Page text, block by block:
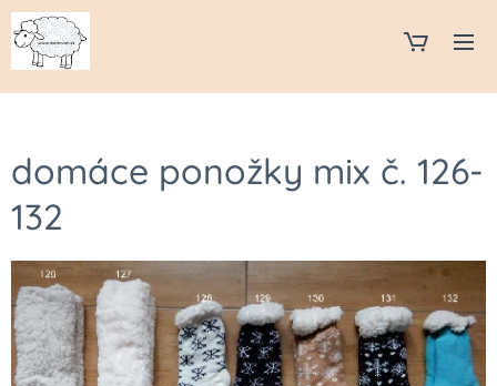
domáce ponožky mix č. 126-
132